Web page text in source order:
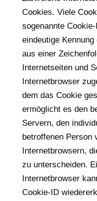
Cookies. Viele
sogenannte
eindeutige
aus einer
Internetseiten und
Internetbrowser
dem das Cookie
ermöglicht es den
Servern, den
betroffenen Person
Internetbrowsern,
zu unterscheiden.
Internetbrowser
Cookie-ID